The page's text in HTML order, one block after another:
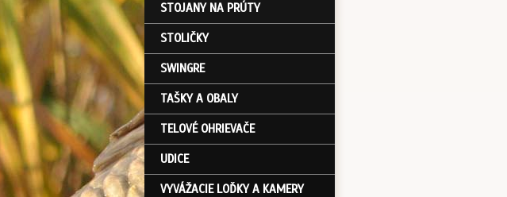
STOJANY NA PRÚTY
STOLIČKY
SWINGRE
TAŠKY A OBALY
TELOVÉ OHRIEVAČE
UDICE
VYVÁŽACIE LOĎKY A KAMERY